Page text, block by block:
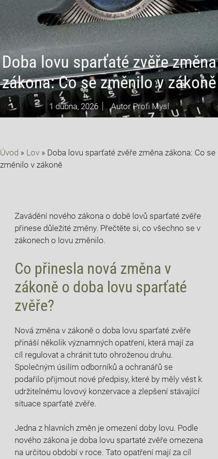
Doba lovu sparťaté zvěře změna
zákona: Co se změnilo v zákoně
1 dubna, 2026 Autor Profi Mysl
Úvod » Lov » Doba lovu sparťaté zvěře změna zákona: Co se
změnilo v zákoně
Zavádění ​nového zákona o době lovů sparťaté zvěře
přinese důležité změny.⁣ Přečtěte si, co všechno se v
⁤zákonech o lovu změnilo.
Co přinesla​ nová​ změna ⁣v
zákoně o doba lovu⁤ sparťaté
zvěře?
Nová změna v zákoně o‌ doba lovu sparťaté⁤ zvěře​
přináší několik významných ⁣opatření, která mají⁢ za
cíl regulovat a chránit⁤ tuto ohroženou⁢ druhu.⁤
Společným úsilím odborníků a ochranářů se
podařilo přijmout nové‍ předpisy, které by ⁣měly vést k
‌udržitelnému lovový konzervace a zlepšení stávající
situace sparťaté⁢ zvěře.
Jedna z hlavních⁣ změn je omezení ‍doby lovu. Podle
nového ⁣zákona je doba lovu spartaté⁢ zvěře omezena
na určitou⁣ období v roce. Tato opatření mají za cíl